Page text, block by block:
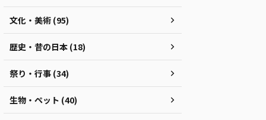
文化・美術 (95)
歴史・昔の日本 (18)
祭り・行事 (34)
生物・ペット (40)